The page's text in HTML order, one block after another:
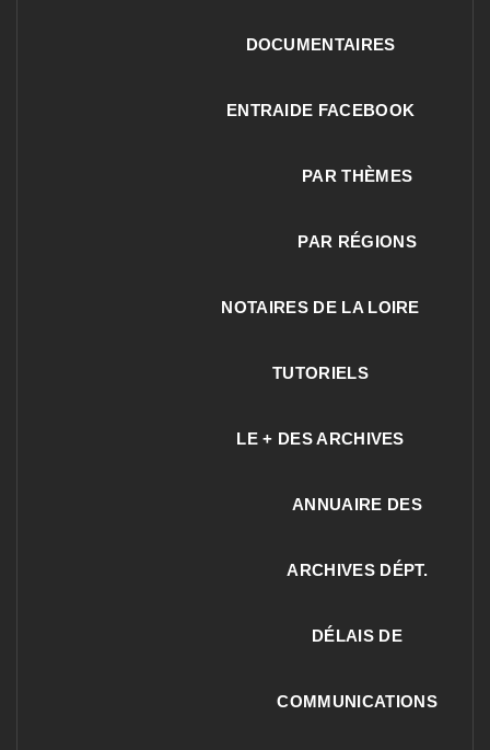
DOCUMENTAIRES
ENTRAIDE FACEBOOK
PAR THÈMES
PAR RÉGIONS
NOTAIRES DE LA LOIRE
TUTORIELS
LE + DES ARCHIVES
ANNUAIRE DES
ARCHIVES DÉPT.
DÉLAIS DE
COMMUNICATIONS